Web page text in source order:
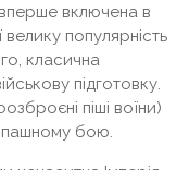
включена в
велику популярність
класична
підготовку.
піші воїни)
бою.